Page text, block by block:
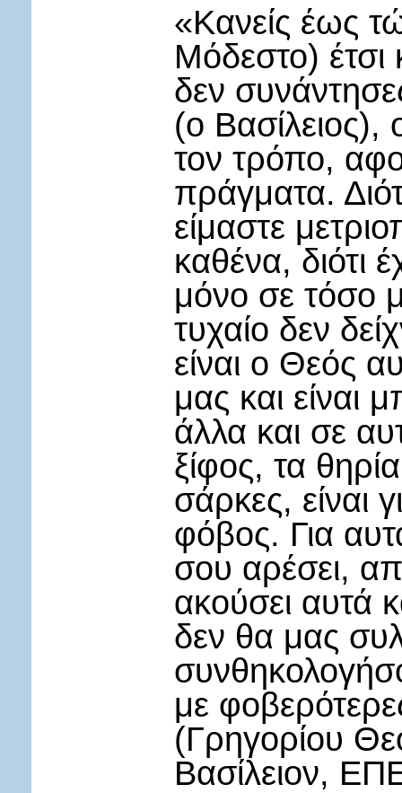
«Κανείς έως
Μόδεστο) έτσι
δεν
(ο
τον τρόπο,
πράγματα.
είμαστε
καθένα, διότι
μόνο σε τόσο
τυχαίο δεν
είναι ο Θεός
μας και είναι
άλλα και σε
ξίφος, τα
σάρκες, είναι
φόβος. Για
σου αρέσει,
ακούσει αυτά
δεν θα μας
με
(Γρηγορίου
Βασίλειον,